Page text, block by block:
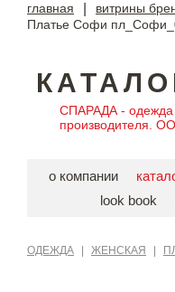
главная витрины
Платье Софи
СПАРАДА - одежда
производителя.
о компании
look book
ОДЕЖДА ЖЕНСКАЯ